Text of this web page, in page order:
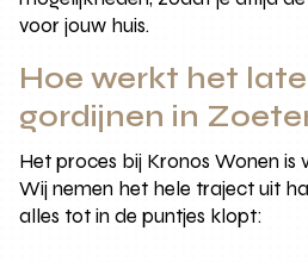
voor jouw huis.
Hoe werkt het
gordijnen in
Het proces bij Kronos Wonen is
Wij nemen het hele traject uit
alles tot in de puntjes klopt: